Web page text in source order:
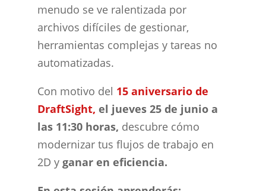
menudo se ve ralentizada por
archivos difíciles de gestionar,
herramientas complejas y tareas no
automatizadas.
Con motivo del 15 aniversario de
DraftSight, el jueves 25 de junio a
las 11:30 horas, descubre cómo
modernizar tus flujos de trabajo en
2D y ganar en eficiencia.